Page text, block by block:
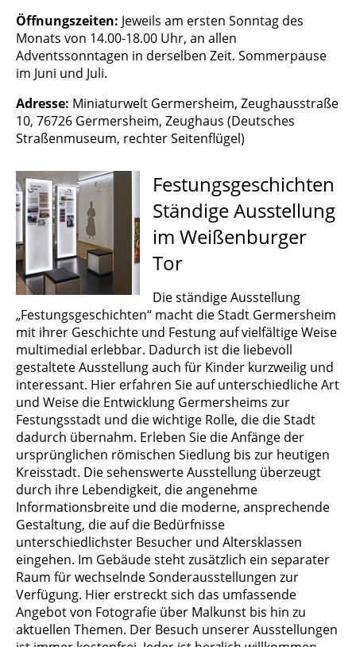
Öffnungszeiten: Jeweils am ersten Sonntag des
Monats von 14.00-18.00 Uhr, an allen
Adventssonntagen in derselben Zeit. Sommerpause
im Juni und Juli.
Adresse: Miniaturwelt Germersheim, Zeughausstraße
10, 76726 Germersheim, Zeughaus (Deutsches
Straßenmuseum, rechter Seitenflügel)
Festungsgeschichten
Ständige Ausstellung
im Weißenburger
Tor
Die ständige Ausstellung
„Festungsgeschichten“ macht die Stadt Germersheim
mit ihrer Geschichte und Festung auf vielfältige Weise
multimedial erlebbar. Dadurch ist die liebevoll
gestaltete Ausstellung auch für Kinder kurzweilig und
interessant. Hier erfahren Sie auf unterschiedliche Art
und Weise die Entwicklung Germersheims zur
Festungsstadt und die wichtige Rolle, die die Stadt
dadurch übernahm. Erleben Sie die Anfänge der
ursprünglichen römischen Siedlung bis zur heutigen
Kreisstadt. Die sehenswerte Ausstellung überzeugt
durch ihre Lebendigkeit, die angenehme
Informationsbreite und die moderne, ansprechende
Gestaltung, die auf die Bedürfnisse
unterschiedlichster Besucher und Altersklassen
eingehen. Im Gebäude steht zusätzlich ein separater
Raum für wechselnde Sonderausstellungen zur
Verfügung. Hier erstreckt sich das umfassende
Angebot von Fotografie über Malkunst bis hin zu
aktuellen Themen. Der Besuch unserer Ausstellungen